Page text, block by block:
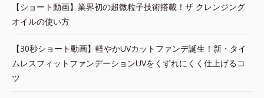
【ショート動画】業界初の超微粒子技術搭載！ザ クレンジング
オイルの使い方
【30秒ショート動画】軽やかUVカットファンデ誕生！新・タイ
ムレスフィットファンデーションUVをくずれにくく仕上げるコ
ツ